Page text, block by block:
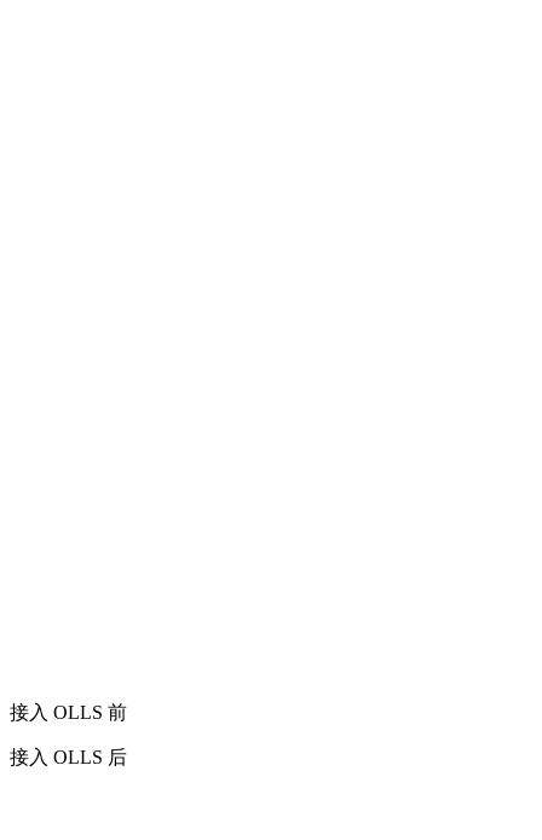
接入 OLLS 前
接入 OLLS 后